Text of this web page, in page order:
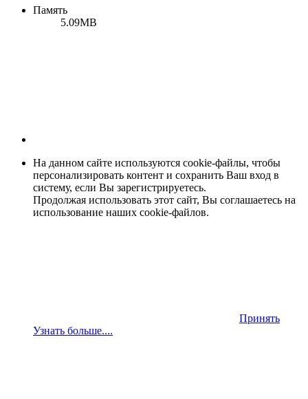
Память
5.09MB
На данном сайте используются cookie-файлы, чтобы
персонализировать контент и сохранить Ваш вход в
систему, если Вы зарегистрируетесь.
Продолжая использовать этот сайт, Вы соглашаетесь на
использование наших cookie-файлов.
Принять
Узнать больше....